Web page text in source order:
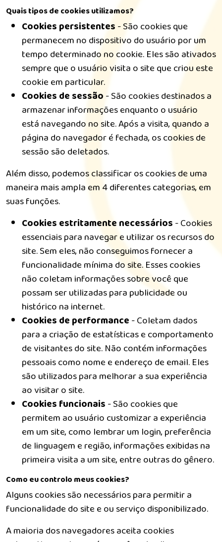
Quais tipos de cookies utilizamos?
Cookies persistentes- São cookies que
permanecem no dispositivo do usuário por um
tempo determinado no cookie. Eles são ativados
sempre que o usuário visita o site que criou este
cookie em particular.
Cookies de sessão- São cookies destinados a
armazenar informações enquanto o usuário
está navegando no site. Após a visita, quando a
página do navegador é fechada, os cookies de
sessão são deletados.
Além disso, podemos classificar os cookies de uma
maneira mais ampla em 4 diferentes categorias, em
suas funções.
Cookies estritamente necessários- Cookies
essenciais para navegar e utilizar os recursos do
site. Sem eles, não conseguimos fornecer a
funcionalidade mínima do site. Esses cookies
não coletam informações sobre você que
possam ser utilizadas para publicidade ou
histórico na internet.
Cookies de performance- Coletam dados
para a criação de estatísticas e comportamento
de visitantes do site. Não contém informações
pessoais como nome e endereço de email. Eles
são utilizados para melhorar a sua experiência
ao visitar o site.
Cookies funcionais- São cookies que
permitem ao usuário customizar a experiência
em um site, como lembrar um login, preferência
de linguagem e região, informações exibidas na
primeira visita a um site, entre outras do gênero.
Como eu controlo meus cookies?
Alguns cookies são necessários para permitir a
funcionalidade do site e ou serviço disponibilizado.
A maioria dos navegadores aceita cookies